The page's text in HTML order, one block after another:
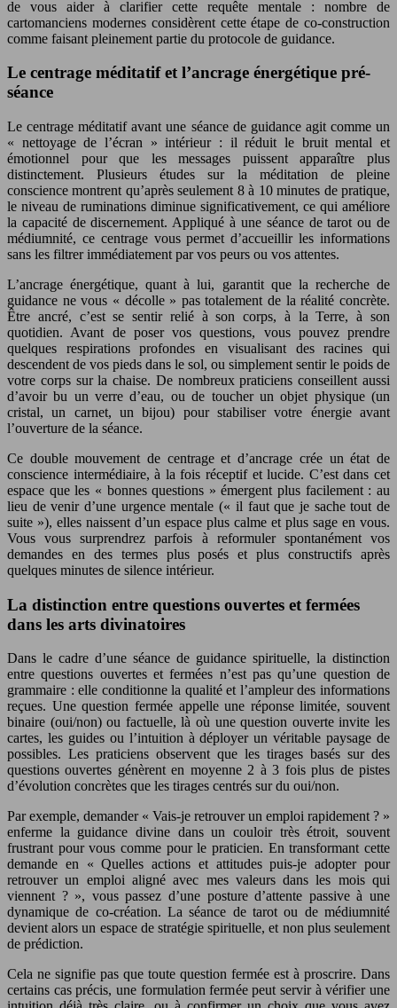
de vous aider à clarifier cette requête mentale : nombre de
cartomanciens modernes considèrent cette étape de co-construction
comme faisant pleinement partie du protocole de guidance.
Le centrage méditatif et l’ancrage énergétique pré-
séance
Le centrage méditatif avant une séance de guidance agit comme un
« nettoyage de l’écran » intérieur : il réduit le bruit mental et
émotionnel pour que les messages puissent apparaître plus
distinctement. Plusieurs études sur la méditation de pleine
conscience montrent qu’après seulement 8 à 10 minutes de pratique,
le niveau de ruminations diminue significativement, ce qui améliore
la capacité de discernement. Appliqué à une séance de tarot ou de
médiumnité, ce centrage vous permet d’accueillir les informations
sans les filtrer immédiatement par vos peurs ou vos attentes.
L’ancrage énergétique, quant à lui, garantit que la recherche de
guidance ne vous « décolle » pas totalement de la réalité concrète.
Être ancré, c’est se sentir relié à son corps, à la Terre, à son
quotidien. Avant de poser vos questions, vous pouvez prendre
quelques respirations profondes en visualisant des racines qui
descendent de vos pieds dans le sol, ou simplement sentir le poids de
votre corps sur la chaise. De nombreux praticiens conseillent aussi
d’avoir bu un verre d’eau, ou de toucher un objet physique (un
cristal, un carnet, un bijou) pour stabiliser votre énergie avant
l’ouverture de la séance.
Ce double mouvement de centrage et d’ancrage crée un état de
conscience intermédiaire, à la fois réceptif et lucide. C’est dans cet
espace que les « bonnes questions » émergent plus facilement : au
lieu de venir d’une urgence mentale (« il faut que je sache tout de
suite »), elles naissent d’un espace plus calme et plus sage en vous.
Vous vous surprendrez parfois à reformuler spontanément vos
demandes en des termes plus posés et plus constructifs après
quelques minutes de silence intérieur.
La distinction entre questions ouvertes et fermées
dans les arts divinatoires
Dans le cadre d’une séance de guidance spirituelle, la distinction
entre questions ouvertes et fermées n’est pas qu’une question de
grammaire : elle conditionne la qualité et l’ampleur des informations
reçues. Une question fermée appelle une réponse limitée, souvent
binaire (oui/non) ou factuelle, là où une question ouverte invite les
cartes, les guides ou l’intuition à déployer un véritable paysage de
possibles. Les praticiens observent que les tirages basés sur des
questions ouvertes génèrent en moyenne 2 à 3 fois plus de pistes
d’évolution concrètes que les tirages centrés sur du oui/non.
Par exemple, demander « Vais-je retrouver un emploi rapidement ? »
enferme la guidance divine dans un couloir très étroit, souvent
frustrant pour vous comme pour le praticien. En transformant cette
demande en « Quelles actions et attitudes puis-je adopter pour
retrouver un emploi aligné avec mes valeurs dans les mois qui
viennent ? », vous passez d’une posture d’attente passive à une
dynamique de co-création. La séance de tarot ou de médiumnité
devient alors un espace de stratégie spirituelle, et non plus seulement
de prédiction.
Cela ne signifie pas que toute question fermée est à proscrire. Dans
certains cas précis, une formulation fermée peut servir à vérifier une